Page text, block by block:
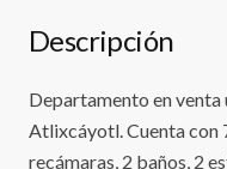
Descripción
Departamento en
Atlixcáyotl. Cuenta con
recámaras, 2 baños, 2